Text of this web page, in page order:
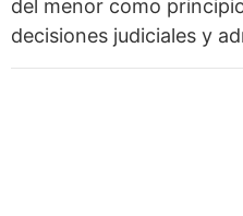
del menor como
decisiones judiciales y